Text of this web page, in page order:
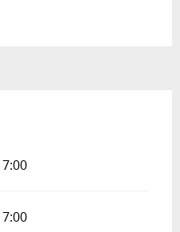
2026